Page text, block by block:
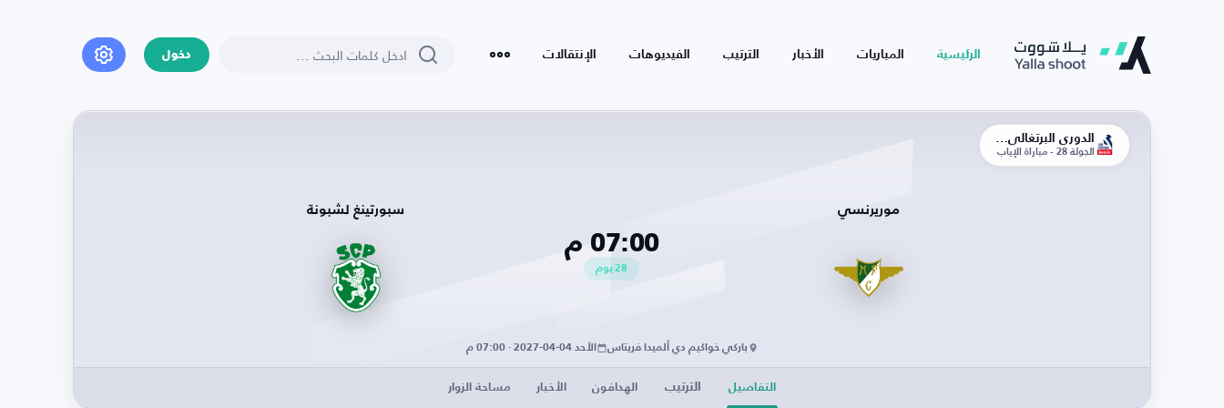
الرئيسية المباريات الأخبار الترتيب الفيديوهات الإنتقالات دخول
الجولة 28 - مباراة الإياب
موريرنسي
07:00 م
28 يوم
سبورتينغ لشبونة
باركي خواكيم دي ألميدا فريتاس الأحد 04-04-2027 · 07:00 م
التفاصيل الترتيب الهدافون الأخبار مساحة الزوار